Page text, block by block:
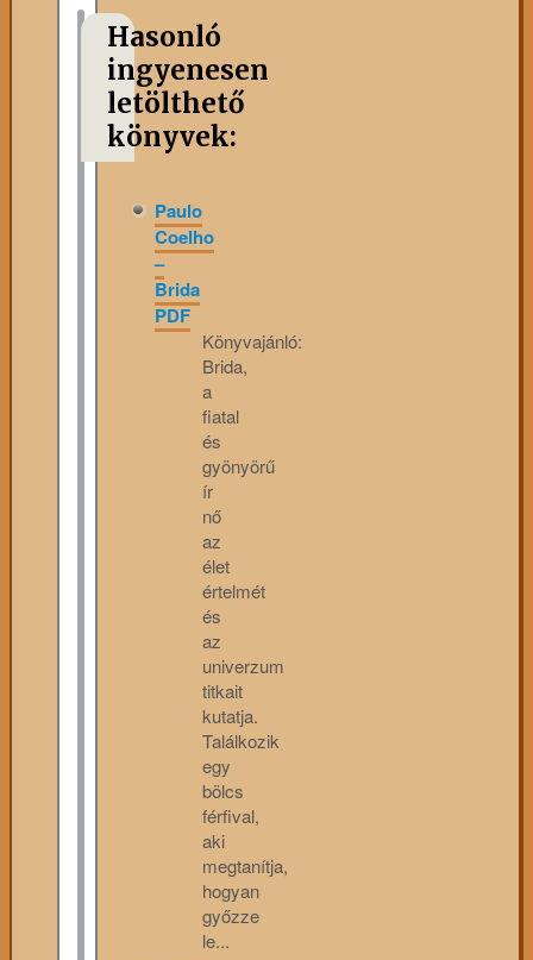
Hasonló
ingyenesen
letölthető
könyvek:
Paulo
Coelho
–
Brida
PDF
Könyvajánló:
Brida,
a
fiatal
és
gyönyörű
ír
nő
az
élet
értelmét
és
az
univerzum
titkait
kutatja.
Találkozik
egy
bölcs
férfival,
aki
megtanítja,
hogyan
győzze
le...